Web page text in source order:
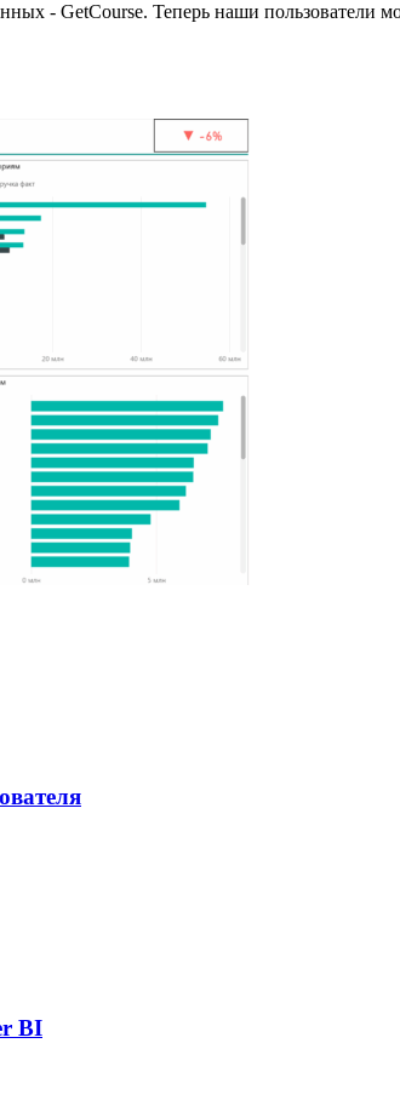
- GetCourse. Теперь наши пользователи
BI